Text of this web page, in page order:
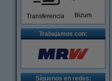
Transferencia Bizum
Trabajamos con:
Síguenos en redes: